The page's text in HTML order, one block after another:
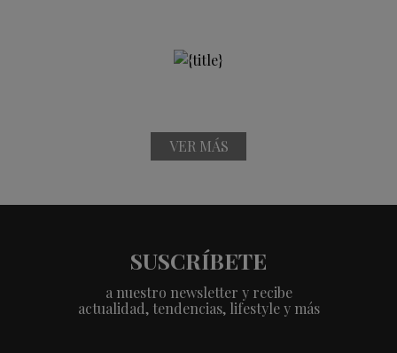
VER MÁS
SUSCRÍBETE
a nuestro newsletter y recibe
actualidad, tendencias, lifestyle y más